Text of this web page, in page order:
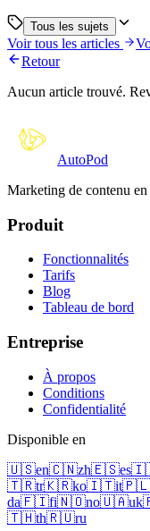
Tous les sujets
Voir tous les articles
Retour
Aucun article trouvé.
AutoPod
Marketing de contenu
Produit
Fonctionnalités
Tarifs
Blog
Tableau de bord
Entreprise
À propos
Conditions
Confidentialité
Disponible en
🇺🇸en🇨🇳zh🇪🇸es
🇹🇷tr🇰🇷ko🇮🇹it🇵🇱
da🇫🇮fi🇳🇴no🇺🇦uk
🇹🇭th🇷🇺ru